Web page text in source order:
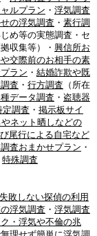
ルプラン ・ 浮気調査
の浮気調査 ・ 素行調
め等の実態調査・セ
収集等）・ 興信所お
交際前のお相手の素
ラン ・ 結婚詐欺や既
査 ・ 行方調査 （所在
データ調査 ・ 盗聴器
定調査 ・ 掲示板サイ
ネット晒しなどの
尾行による自宅など
査おまかせプラン ・
特殊調査
敗しない探偵の利用
浮気調査 ・ 浮気調査
・浮気や不倫の兆